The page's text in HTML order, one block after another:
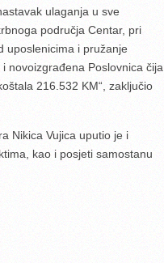
ulaganja u sve
područja Centar, pri
uposlenicima i pružanje
novoizgrađena Poslovnica čija
216.532 KM“, zaključio
Nikica Vujica uputio je i
kao i posjeti samostanu